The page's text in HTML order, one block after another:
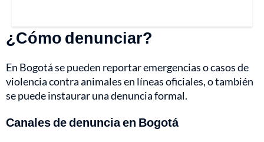
¿Cómo denunciar?
En Bogotá se pueden reportar emergencias o casos de
violencia contra animales en líneas oficiales, o también
se puede instaurar una denuncia formal.
Canales de denuncia en Bogotá